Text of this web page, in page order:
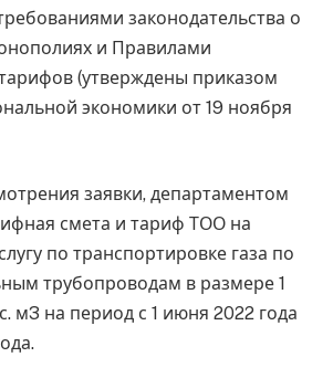
законодательства о
и Правилами
(утверждены приказом
экономики от 19 ноября
заявки, департаментом
смета и тариф ТОО на
по транспортировке газа по
трубопроводам в размере 1
м3 на период с 1 июня 2022 года